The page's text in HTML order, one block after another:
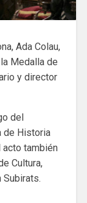
​​Ada Colau,
Medalla de
y director
del
de Historia
acto también
Cultura,
Subirats.